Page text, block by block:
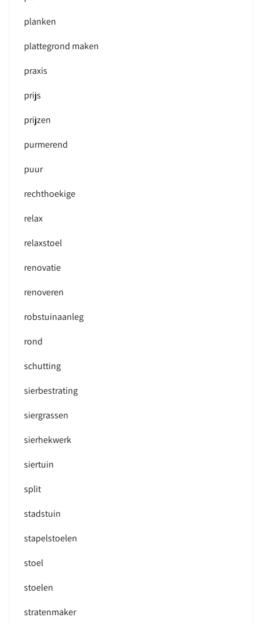
planken
plattegrond maken
praxis
prijs
prijzen
purmerend
puur
rechthoekige
relax
relaxstoel
renovatie
renoveren
robstuinaanleg
rond
schutting
sierbestrating
siergrassen
sierhekwerk
siertuin
split
stadstuin
stapelstoelen
stoel
stoelen
stratenmaker